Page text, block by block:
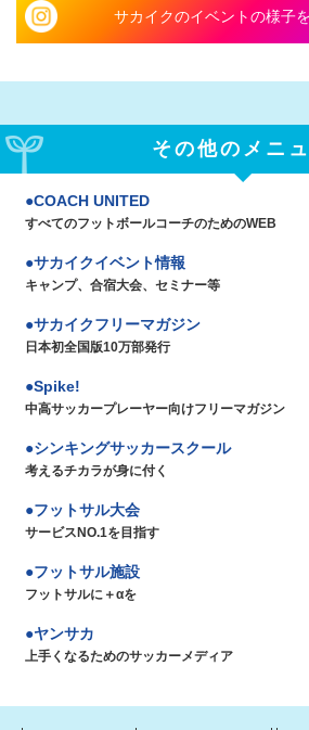
サカイクのイベントの様子
その他のメニ
COACH UNITED
すべてのフットボールコーチのためのWEB
サカイクイベント情報
キャンプ、合宿大会、セミナー等
サカイクフリーマガジン
日本初全国版10万部発行
Spike!
中高サッカープレーヤー向けフリーマガジン
シンキングサッカースクール
考えるチカラが身に付く
フットサル大会
サービスNO.1を目指す
フットサル施設
フットサルに＋αを
ヤンサカ
上手くなるためのサッカーメディア